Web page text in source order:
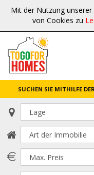
Mit der Nutzung
von Cookies zu
SUCHEN SIE MITHILFE